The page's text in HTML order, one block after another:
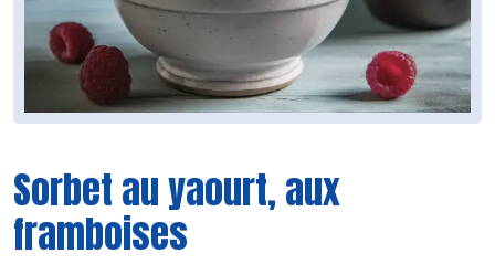
Sorbet au yaourt, aux
framboises